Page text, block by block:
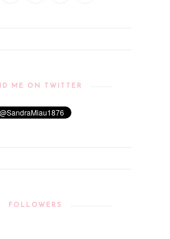
ME ON TWITTER
FOLLOWERS